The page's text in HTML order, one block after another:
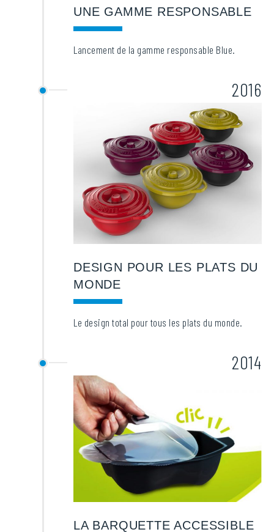
UNE GAMME RESPONSABLE
Lancement de la gamme responsable Blue.
2016
DESIGN POUR LES PLATS DU
MONDE
Le design total pour tous les plats du monde.
2014
LA BARQUETTE ACCESSIBLE